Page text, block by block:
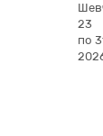
23
по